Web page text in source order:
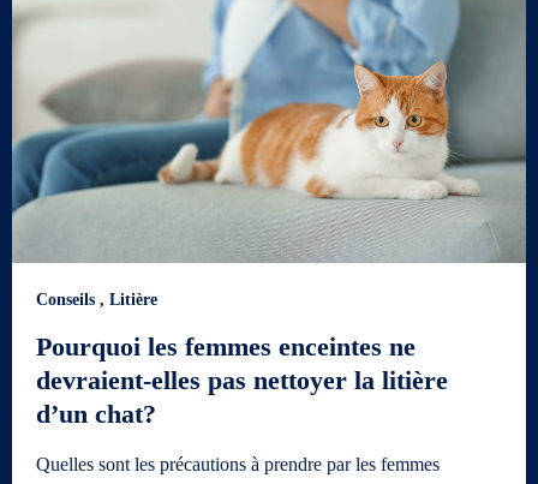
Conseils , Litière
Pourquoi les femmes enceintes ne
devraient-elles pas nettoyer la litière
d’un chat?
Quelles sont les précautions à prendre par les femmes